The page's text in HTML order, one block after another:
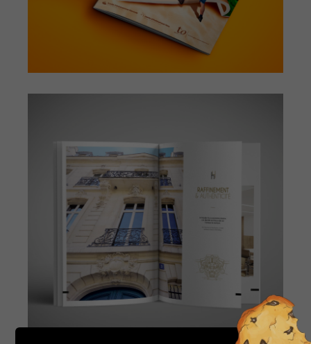
STUDIO. ORMESSON MIEL